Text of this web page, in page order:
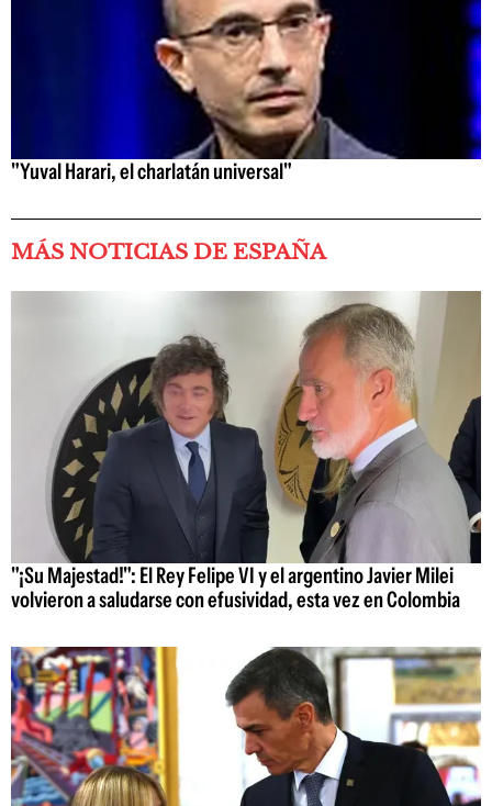
"Yuval Harari, el charlatán universal"
MÁS NOTICIAS DE ESPAÑA
"¡Su Majestad!": El Rey Felipe VI y el argentino Javier Milei
volvieron a saludarse con efusividad, esta vez en Colombia